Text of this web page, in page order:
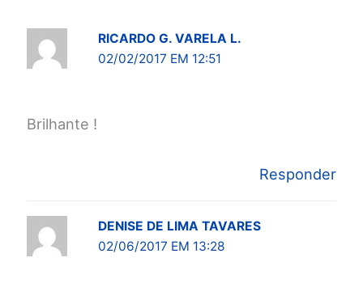
RICARDO G. VARELA L.
02/02/2017 EM 12:51
Brilhante !
Responder
DENISE DE LIMA TAVARES
02/06/2017 EM 13:28